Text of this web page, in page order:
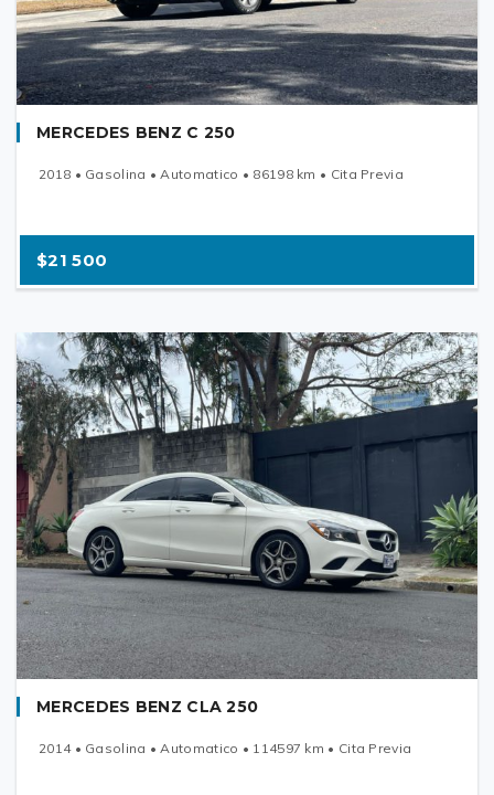
MERCEDES BENZ C 250
2018 • Gasolina • Automatico • 86198 km • Cita Previa
$21 500
MERCEDES BENZ CLA 250
2014 • Gasolina • Automatico • 114597 km • Cita Previa